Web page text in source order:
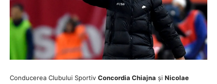
Conducerea Clubului Sportiv Concordia Chiajna și Nicolae